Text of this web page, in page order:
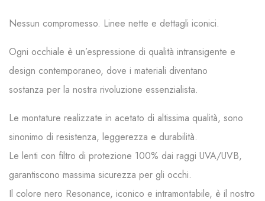
Nessun compromesso. Linee nette e dettagli iconici.
Ogni occhiale è un’espressione di qualità intransigente e
design contemporaneo, dove i materiali diventano
sostanza per la nostra rivoluzione essenzialista.
Le montature realizzate in acetato di altissima qualità, sono
sinonimo di resistenza, leggerezza e durabilità.
Le lenti con filtro di protezione 100% dai raggi UVA/UVB,
garantiscono massima sicurezza per gli occhi.
Il colore nero Resonance, iconico e intramontabile, è il nostro